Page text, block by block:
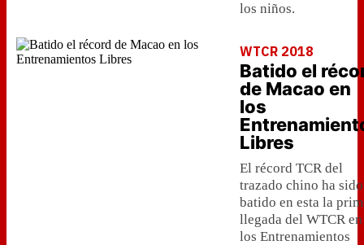
los niños.
WTCR 2018
Batido el
de Macao en
los
Libres
El récord TCR del
trazado chino ha sido
batido en esta la
llegada del WTCR en
los Entrenamientos